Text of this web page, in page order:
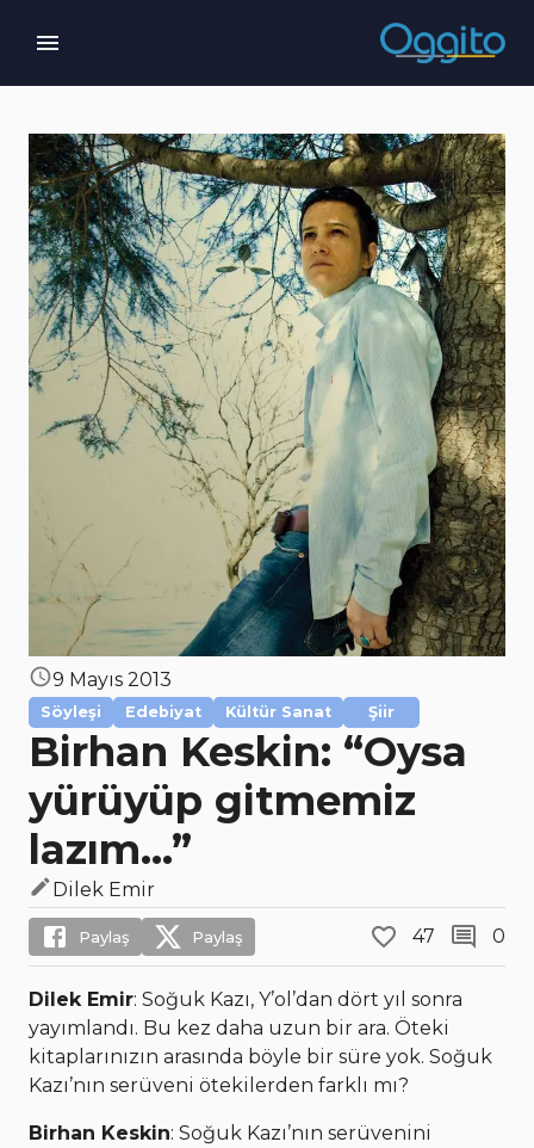
9 Mayıs 2013
Söyleşi Edebiyat Kültür Sanat Şiir
Birhan Keskin: “Oysa
yürüyüp gitmemiz
lazım...”
Dilek Emir
Paylaş Paylaş 47 0
Dilek Emir: Soğuk Kazı, Y’ol’dan dört yıl sonra
yayımlandı. Bu kez daha uzun bir ara. Öteki
kitaplarınızın arasında böyle bir süre yok. Soğuk
Kazı’nın serüveni ötekilerden farklı mı?
Birhan Keskin: Soğuk Kazı’nın serüvenini